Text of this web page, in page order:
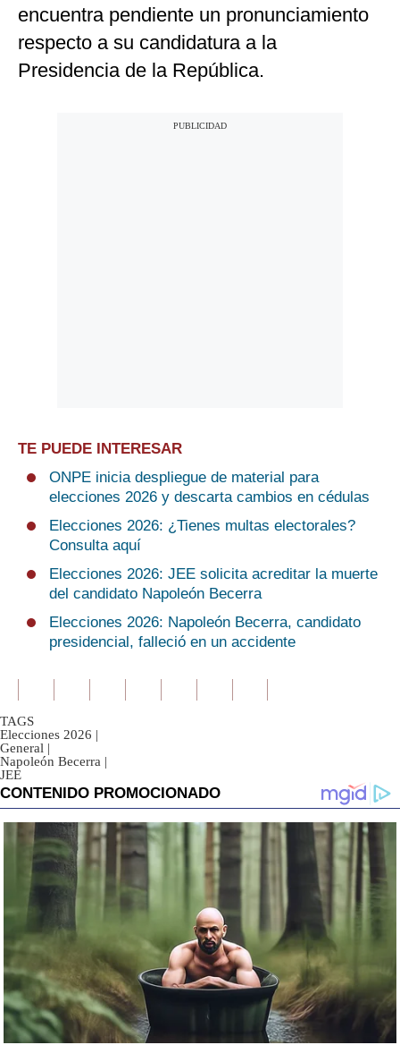
encuentra pendiente un pronunciamiento
respecto a su candidatura a la
Presidencia de la República.
TE PUEDE INTERESAR
ONPE inicia despliegue de material para
elecciones 2026 y descarta cambios en cédulas
Elecciones 2026: ¿Tienes multas electorales?
Consulta aquí
Elecciones 2026: JEE solicita acreditar la muerte
del candidato Napoleón Becerra
Elecciones 2026: Napoleón Becerra, candidato
presidencial, falleció en un accidente
TAGS
Elecciones 2026 |
General |
Napoleón Becerra |
JEE